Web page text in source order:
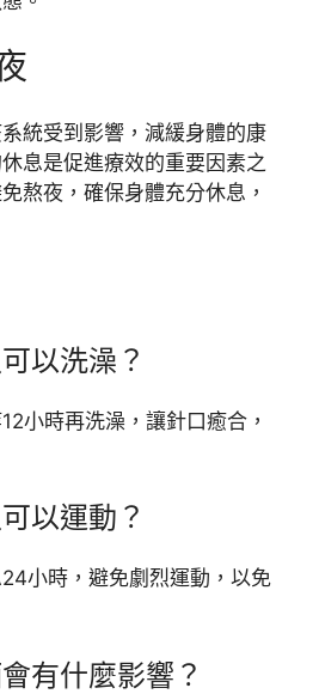
統受到影響，減緩身體的康
息是促進療效的重要因素之
熬夜，確保身體充分休息，
以洗澡？
小時再洗澡，讓針口癒合，
以運動？
小時，避免劇烈運動，以免
有什麼影響？